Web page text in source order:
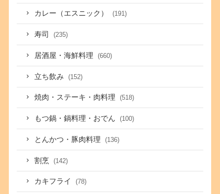
カレー（エスニック） (191)
寿司 (235)
居酒屋・海鮮料理 (660)
立ち飲み (152)
焼肉・ステーキ・肉料理 (518)
もつ鍋・鍋料理・おでん (100)
とんかつ・豚肉料理 (136)
割烹 (142)
カキフライ (78)